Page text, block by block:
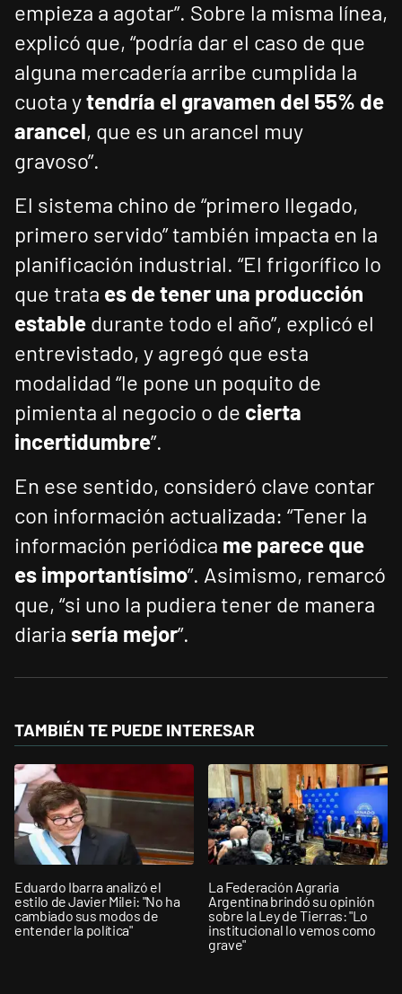
empieza a agotar”. Sobre la misma línea,
explicó que, “podría dar el caso de que
alguna mercadería arribe cumplida la
cuota ytendría el gravamen del 55% de
arancel, que es un arancel muy
gravoso”.
El sistema chino de “primero llegado,
primero servido” también impacta en la
planificación industrial. “El frigorífico lo
que trata es de tener una producción
estable durante todo el año”, explicó el
entrevistado, y agregó que esta
modalidad “le pone un poquito de
pimienta al negocio o de cierta
incertidumbre”.
En ese sentido, consideró clave contar
con información actualizada: “Tener la
información periódica me parece que
es importantísimo”. Asimismo, remarcó
que, “si uno la pudiera tener de manera
diaria sería mejor”.
TAMBIÉN TE PUEDE INTERESAR
Eduardo Ibarra analizó el
estilo de Javier Milei: "No ha
cambiado sus modos de
entender la política"
La Federación Agraria
Argentina brindó su opinión
sobre la Ley de Tierras: "Lo
institucional lo vemos como
grave"